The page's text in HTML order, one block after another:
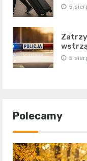
5
5
Polecamy